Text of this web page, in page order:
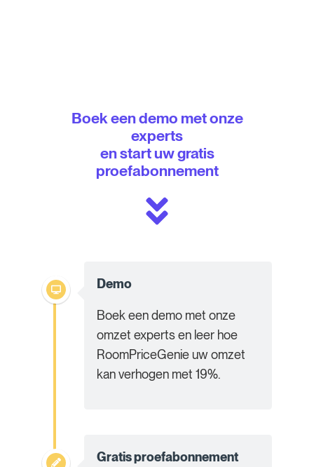
Boek een demo met onze
experts
en start uw gratis
proefabonnement
Demo
Boek een demo met onze
omzet experts en leer hoe
RoomPriceGenie uw omzet
kan verhogen met 19%.
Gratis proefabonnement